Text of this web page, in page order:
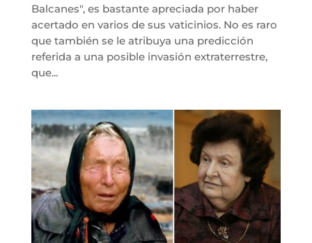
Balcanes", es bastante apreciada por haber
acertado en varios de sus vaticinios. No es raro
que también se le atribuya una predicción
referida a una posible invasión extraterrestre,
que...